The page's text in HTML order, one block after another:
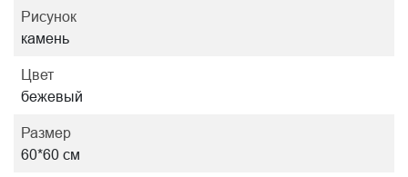
Рисунок
камень
Цвет
бежевый
Размер
60*60 см